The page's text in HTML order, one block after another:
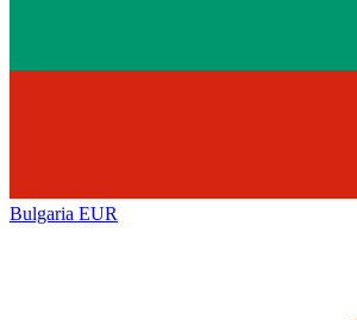
Bulgaria EUR